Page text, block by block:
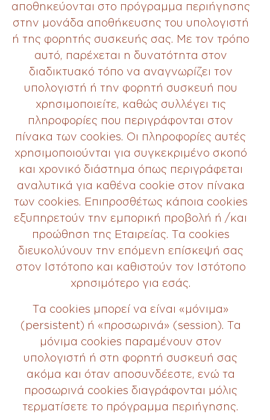
αποθηκεύονται στο πρόγραμμα περιήγησης
στην μονάδα αποθήκευσης του υπολογιστή
ή της φορητής συσκευής σας. Με τον τρόπο
αυτό, παρέχεται η δυνατότητα στον
διαδικτυακό τόπο να αναγνωρίζει τον
υπολογιστή ή την φορητή συσκευή που
χρησιμοποιείτε, καθώς συλλέγει τις
πληροφορίες που περιγράφονται στον
πίνακα των cookies. Οι πληροφορίες αυτές
χρησιμοποιούνται για συγκεκριμένο σκοπό
και χρονικό διάστημα όπως περιγράφεται
αναλυτικά για καθένα cookie στον πίνακα
των cookies. Επιπροσθέτως κάποια cookies
εξυπηρετούν την εμπορική προβολή ή /και
προώθηση της Εταιρείας. Τα cookies
διευκολύνουν την επόμενη επίσκεψή σας
στον Iστότοπο και καθιστούν τον Iστότοπο
χρησιμότερο για εσάς.
Τα cookies μπορεί να είναι «μόνιμα»
(persistent) ή «προσωρινά» (session). Τα
μόνιμα cookies παραμένουν στον
υπολογιστή ή στη φορητή συσκευή σας
ακόμα και όταν αποσυνδέεστε, ενώ τα
προσωρινά cookies διαγράφονται μόλις
τερματίσετε το πρόγραμμα περιήγησης.